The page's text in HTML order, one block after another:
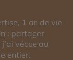
1 an de vie
: partager
vécue au
entier.